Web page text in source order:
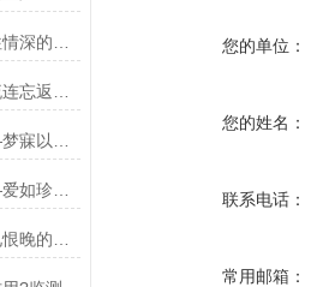
您的单位：
您的姓名：
联系电话：
常用邮箱：